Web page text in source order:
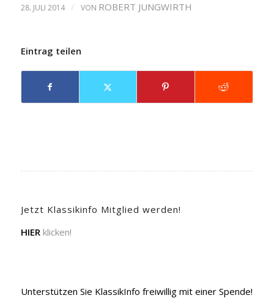
28. JULI 2014 / VON ROBERT JUNGWIRTH
Eintrag teilen
Jetzt Klassikinfo Mitglied werden!
HIER klicken!
Unterstützen Sie KlassikInfo freiwillig mit einer Spende!